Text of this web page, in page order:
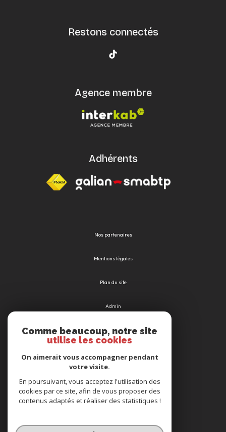
Restons connectés
Agence membre
Adhérents
Nos partenaires
Mentions légales
Plan du site
Admin
Nos honoraires
Cookies
Comme beaucoup, notre site
utilise les cookies
On aimerait vous accompagner pendant
votre visite.
En poursuivant, vous acceptez l'utilisation des
cookies par ce site, afin de vous proposer des
contenus adaptés et réaliser des statistiques !